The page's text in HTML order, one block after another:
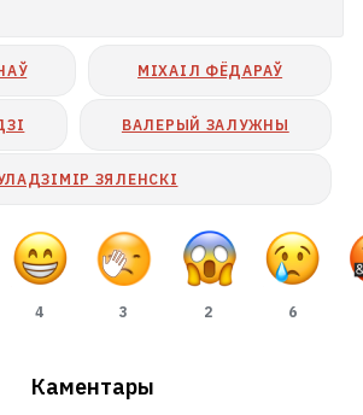
МІХАІЛ ФЁДАРАЎ
ВАЛЕРЫЙ ЗАЛУЖНЫ
ЗЯЛЕНСКІ
4 3 2 6
Каментары